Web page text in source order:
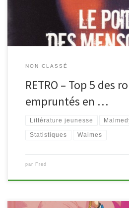
Villeneuve-d’Ascq, voit chaque nuit une
NON CLASSÉ
RETRO – Top 5 des
empruntés en …
Littérature jeunesse
Statistiques Waimes
par Fred